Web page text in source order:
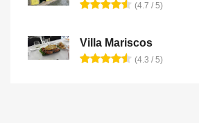
(4.7 / 5)
Villa Mariscos
(4.3 / 5)